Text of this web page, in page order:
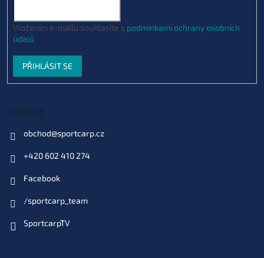
Vložením e-mailu souhlasíte s podmínkami ochrany osobních
údajů
PŘIHLÁSIT SE
Kontakt
obchod@sportcarp.cz
+420 602 410 274
Facebook
/sportcarp_team
SportcarpTV